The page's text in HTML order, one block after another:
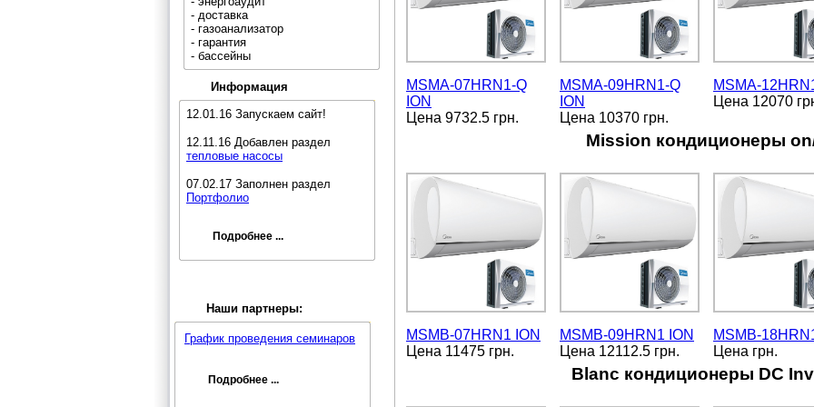
- доставка
- газоанализатор
- гарантия
- бассейны
Информация
12.01.16 Запускаем сайт!
12.11.16 Добавлен раздел
тепловые насосы
07.02.17 Заполнен раздел
Портфолио
Подробнее ...
Наши партнеры:
График проведения семинаров
Подробнее ...
MSMA-07HRN1-Q
ION
Цена 9732.5 грн.
MSMA-09HRN1-Q
ION
Цена 10370 грн.
MSMA-
Цена 12070
Mission кондиционеры
MSMB-07HRN1 ION
Цена 11475 грн.
MSMB-09HRN1 ION
Цена 12112.5 грн.
MSMB-
Цена грн.
Blanc кондиционеры DC